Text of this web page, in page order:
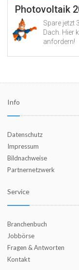
Info
Datenschutz
Impressum
Bildnachweise
Partnernetzwerk
Service
Branchenbuch
Jobbörse
Fragen & Antworten
Kontakt